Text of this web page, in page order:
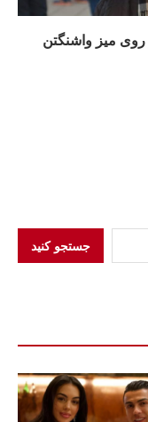
روی میز واشنگتن
جستجو کنید